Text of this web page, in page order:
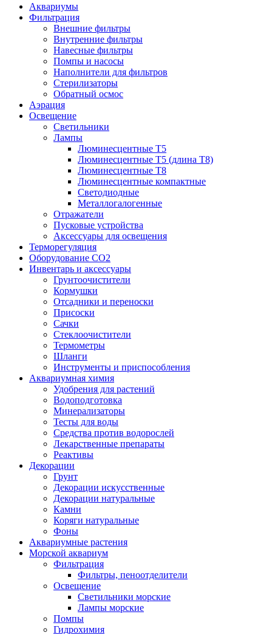
Аквариумы
Фильтрация
Внешние фильтры
Внутренние фильтры
Навесные фильтры
Помпы и насосы
Наполнители для фильтров
Стерилизаторы
Обратный осмос
Аэрация
Освещение
Светильники
Лампы
Люминесцентные T5
Люминесцентные T5 (длина T8)
Люминесцентные T8
Люминесцентные компактные
Светодиодные
Металлогалогенные
Отражатели
Пусковые устройства
Аксессуары для освещения
Терморегуляция
Оборудование CO2
Инвентарь и аксессуары
Грунтоочистители
Кормушки
Отсадники и переноски
Присоски
Сачки
Стеклоочистители
Термометры
Шланги
Инструменты и приспособления
Аквариумная химия
Удобрения для растений
Водоподготовка
Минерализаторы
Тесты для воды
Средства против водорослей
Лекарственные препараты
Реактивы
Декорации
Грунт
Декорации искусственные
Декорации натуральные
Камни
Коряги натуральные
Фоны
Аквариумные растения
Морской аквариум
Фильтрация
Фильтры, пеноотделители
Освещение
Светильники морские
Лампы морские
Помпы
Гидрохимия